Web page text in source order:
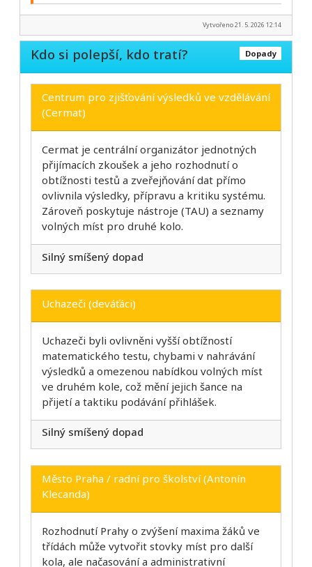
Vytvořeno 21. 5. 2026 12:14
Dopady
Kdo si polepší, kdo tratí?
Centrum pro zjišťování výsledků ve vzdělávání
(Cermat)
Cermat je centrální organizátor jednotných
přijímacích zkoušek a jeho rozhodnutí o
obtížnosti testů a zveřejňování dat přímo
ovlivnila výsledky, přípravu a kritiku systému.
Zároveň poskytuje nástroje (TAU) a seznamy
volných míst pro druhé kolo.
Silný smíšený dopad
Uchazeči (deváťáci)
Uchazeči byli ovlivněni vyšší obtížností
matematického testu, chybami v nahrávání
výsledků a omezenou nabídkou volných míst
ve druhém kole, což mění jejich šance na
přijetí a taktiku podávání přihlášek.
Silný smíšený dopad
Město Praha / radní pro školství (Antonín
Klecanda)
Rozhodnutí Prahy o zvýšení maxima žáků ve
třídách může vytvořit stovky míst pro další
kola, ale načasování a administrativní